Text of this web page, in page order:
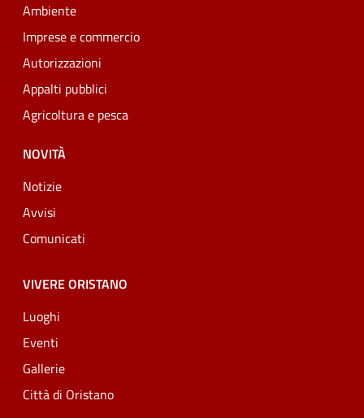
Ambiente
Imprese e commercio
Autorizzazioni
Appalti pubblici
Agricoltura e pesca
NOVITÀ
Notizie
Avvisi
Comunicati
VIVERE ORISTANO
Luoghi
Eventi
Gallerie
Città di Oristano